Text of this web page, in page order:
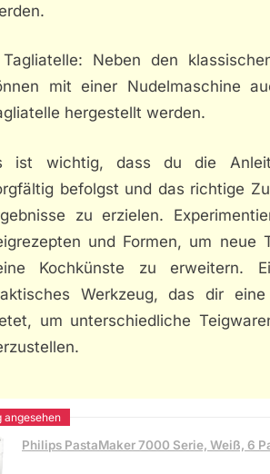
Neben den
mit einer Nudelmaschine
hergestellt werden.
ist wichtig, dass du die
befolgst und das richtige
zu erzielen.
und Formen, um neue
Kochkünste zu erweitern.
Werkzeug, das dir
um unterschiedliche
Philips PastaMaker 7000 Serie, Weiß, 6